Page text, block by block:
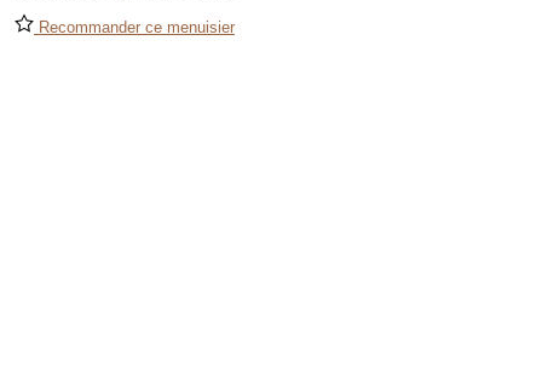
Recommander ce menuisier